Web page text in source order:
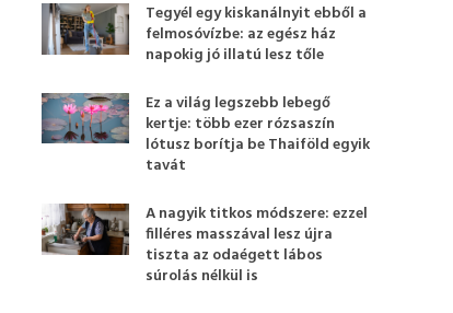
Tegyél egy kiskanálnyit ebből a
felmosóvízbe: az egész ház
napokig jó illatú lesz tőle
Ez a világ legszebb lebegő
kertje: több ezer rózsaszín
lótusz borítja be Thaiföld egyik
tavát
A nagyik titkos módszere: ezzel
filléres masszával lesz újra
tiszta az odaégett lábos
súrolás nélkül is